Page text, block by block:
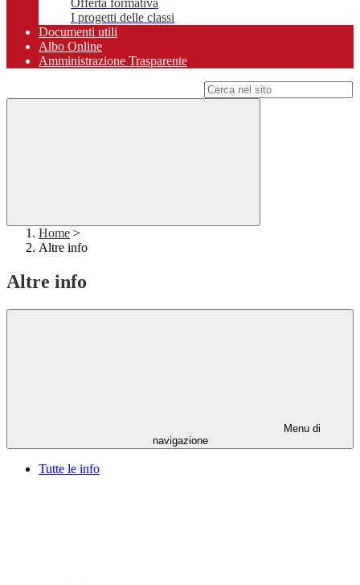
Offerta formativa
I progetti delle classi
Documenti utili
Albo Online
Amministrazione Trasparente
Home >
Altre info
Altre info
Menu di
navigazione
Tutte le info